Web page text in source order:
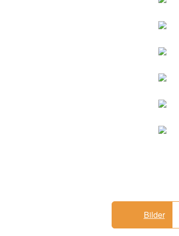
Bilder